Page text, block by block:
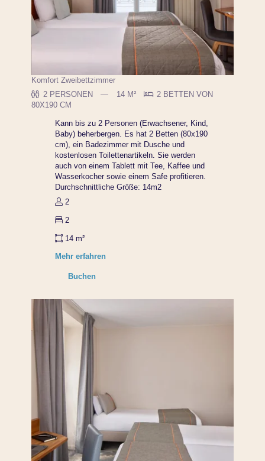
Komfort Zweibettzimmer
2 PERSONEN
14 M²
2 BETTEN VON
80X190 CM
Kann bis zu 2 Personen (Erwachsener, Kind,
Baby) beherbergen. Es hat 2 Betten (80x190
cm), ein Badezimmer mit Dusche und
kostenlosen Toilettenartikeln. Sie werden
auch von einem Tablett mit Tee, Kaffee und
Wasserkocher sowie einem Safe profitieren.
Durchschnittliche Größe: 14m2
2
2
14 m²
Mehr erfahren
Buchen